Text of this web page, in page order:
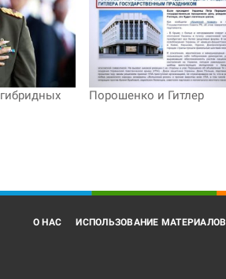
Порошенко и Гитлер
О НАС ИСПОЛЬЗОВАНИЕ МАТЕРИАЛОВ